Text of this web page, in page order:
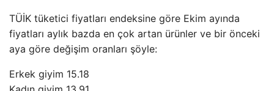
TÜİK tüketici fiyatları endeksine göre Ekim ayında
fiyatları aylık bazda en çok artan ürünler ve bir önceki
aya göre değişim oranları şöyle:
Erkek giyim 15.18